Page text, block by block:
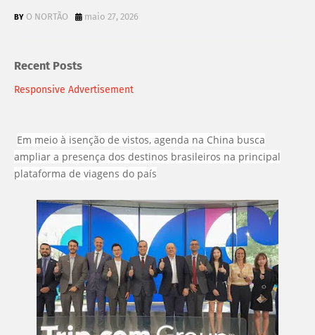
O NORTÃO maio 27, 2026
Recent Posts
Responsive Advertisement
Em meio à isenção de vistos, agenda na China busca
ampliar a presença dos destinos brasileiros na principal
plataforma de viagens do país